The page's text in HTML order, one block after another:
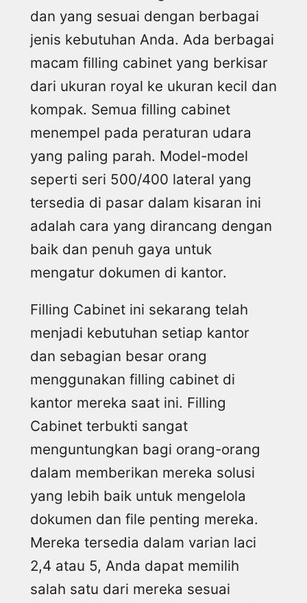
dan yang sesuai dengan berbagai
jenis kebutuhan Anda. Ada berbagai
macam filling cabinet yang berkisar
dari ukuran royal ke ukuran kecil dan
kompak. Semua filling cabinet
menempel pada peraturan udara
yang paling parah. Model-model
seperti seri 500/400 lateral yang
tersedia di pasar dalam kisaran ini
adalah cara yang dirancang dengan
baik dan penuh gaya untuk
mengatur dokumen di kantor.
Filling Cabinet ini sekarang telah
menjadi kebutuhan setiap kantor
dan sebagian besar orang
menggunakan filling cabinet di
kantor mereka saat ini. Filling
Cabinet terbukti sangat
menguntungkan bagi orang-orang
dalam memberikan mereka solusi
yang lebih baik untuk mengelola
dokumen dan file penting mereka.
Mereka tersedia dalam varian laci
2,4 atau 5, Anda dapat memilih
salah satu dari mereka sesuai